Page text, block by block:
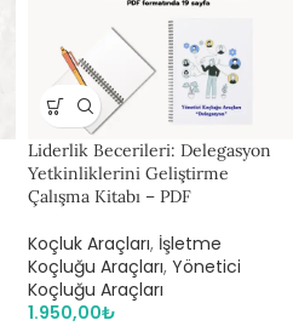
Liderlik Becerileri: Delegasyon
Yetkinliklerini Geliştirme
Çalışma Kitabı – PDF
Koçluk Araçları, İşletme
Koçluğu Araçları, Yönetici
Koçluğu Araçları
1.950,00₺